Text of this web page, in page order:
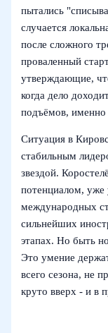
пытались
случается
после сложного
проваленный
утверждающие,
когда дело
подъёмов, именно
Ситуация в
стабильным
звездой.
потенциалом, уже
международных
сильнейших
этапах. Но быть
Это умение
всего сезона, не
круто вверх - и в